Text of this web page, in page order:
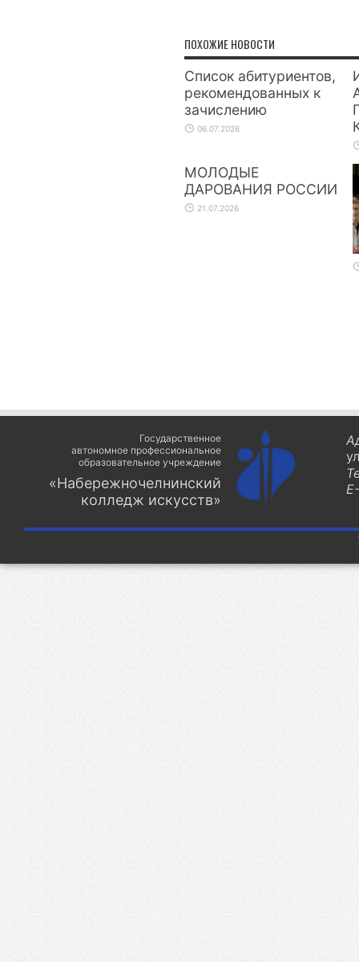
ПОХОЖИЕ НОВОСТИ
Список абитуриентов,
рекомендованных к
зачислению
06.07.2026
МОЛОДЫЕ
ДАРОВАНИЯ РОССИИ
21.07.2026
Государственное
автономное профессиональное
образовательное учреждение
«Набережночелнинский
колледж искусств»